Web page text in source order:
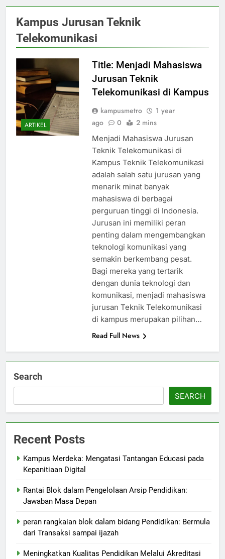
Kampus Jurusan Teknik
Telekomunikasi
ARTIKEL
Title: Menjadi Mahasiswa
Jurusan Teknik
Telekomunikasi di Kampus
kampusmetro
1 year
ago
0 2 mins
Menjadi Mahasiswa Jurusan
Teknik Telekomunikasi di
Kampus Teknik Telekomunikasi
adalah salah satu jurusan yang
menarik minat banyak
mahasiswa di berbagai
perguruan tinggi di Indonesia.
Jurusan ini memiliki peran
penting dalam mengembangkan
teknologi komunikasi yang
semakin berkembang pesat.
Bagi mereka yang tertarik
dengan dunia teknologi dan
komunikasi, menjadi mahasiswa
jurusan Teknik Telekomunikasi
di kampus merupakan pilihan…
Read Full News
Search
SEARCH
Recent Posts
Kampus Merdeka: Mengatasi Tantangan Educasi pada
Kepanitiaan Digital
Rantai Blok dalam Pengelolaan Arsip Pendidikan:
Jawaban Masa Depan
peran rangkaian blok dalam bidang Pendidikan: Bermula
dari Transaksi sampai ijazah
Meningkatkan Kualitas Pendidikan Melalui Akreditasi